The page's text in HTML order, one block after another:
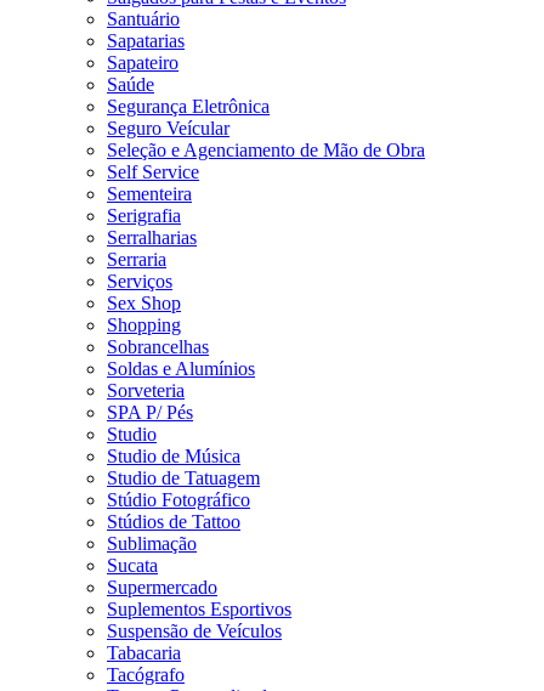
Santuário
Sapatarias
Sapateiro
Saúde
Segurança Eletrônica
Seguro Veícular
Seleção e Agenciamento de Mão de Obra
Self Service
Sementeira
Serigrafia
Serralharias
Serraria
Serviços
Sex Shop
Shopping
Sobrancelhas
Soldas e Alumínios
Sorveteria
SPA P/ Pés
Studio
Studio de Música
Studio de Tatuagem
Stúdio Fotográfico
Stúdios de Tattoo
Sublimação
Sucata
Supermercado
Suplementos Esportivos
Suspensão de Veículos
Tabacaria
Tacógrafo